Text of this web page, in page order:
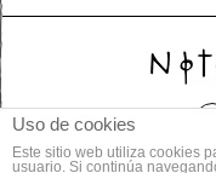
© 2014
Uso de cookies
Este sitio web utiliza cookies
usuario. Si continúa